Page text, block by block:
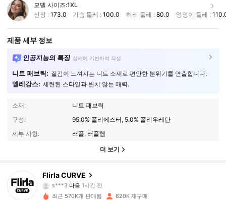
모델 사이즈:1XL
신장 : 173.0 가슴 둘레 :100.0 허리 둘레 : 80.0 엉덩이 둘레 :
제품 세부 정보
인공지능의 특징 상세에 기반하여 작성
니트 패브릭: 질감이 느껴지는 니트 소재로 편안한 분위기를 연출합니다.
엘레강스: 세련된 스타일과 변치 않는 매력.
소재:
니트 패브릭
구성:
95.0% 폴리에스터, 5.0% 폴리우레탄
세부 사항:
러플, 러플헴
더 보기
Flirla CURVE
s***3 다음 1시간 전
최근 570K개 판매됨 620K 재구매